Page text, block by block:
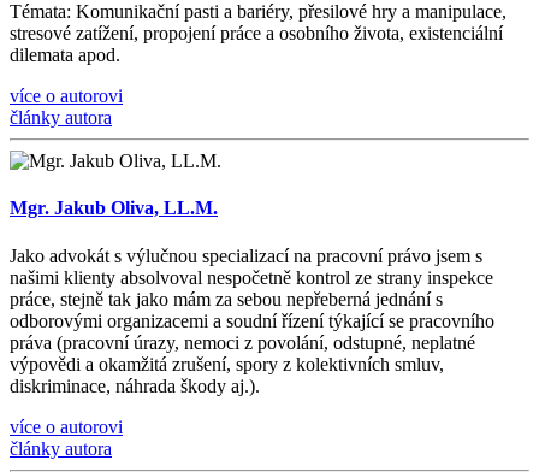
Témata: Komunikačnípasti a bariéry, přesilové hry a manipulace,
stresové zatížení, propojenípráce a osobního života, existenciální
dilemata apod.
více o autorovi
články autora
Mgr. Jakub Oliva, LL.M.
Jako advokát s výlučnou specializací na pracovní právo jsem s
našimi klienty absolvoval nespočetně kontrol ze strany inspekce
práce, stejně tak jako mám za sebou nepřeberná jednání s
odborovými organizacemi a soudní řízení týkající se pracovního
práva (pracovní úrazy, nemoci z povolání, odstupné, neplatné
výpovědi a okamžitá zrušení, spory z kolektivních smluv,
diskriminace, náhrada škody aj.).
více o autorovi
články autora